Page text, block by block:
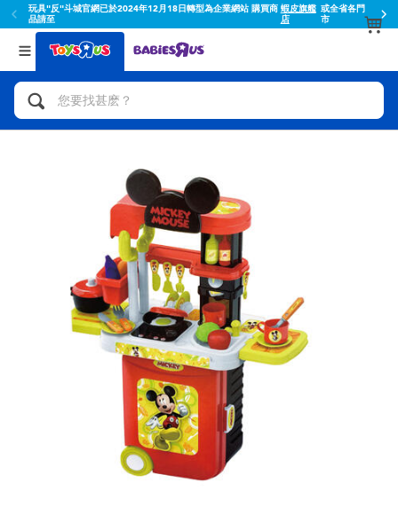
玩具"反"斗城官網已於2024年12月18日轉型為企業網站 購買商
品請至
蝦皮旗艦
店
或全省各門
市
返回
分類目錄
人氣英雄,角色扮演,射擊玩具
拼砌組合及樂高LEGO
玩具車,貨車,火車及遙控系列
手工藝,文具,蠟筆,泥膠,畫板
娃娃, 芭比,收藏公仔
遊戲及拼圖系列
返回
品牌
Toy Story玩具總動員
Fuggler
Miniso名創優品
playpop
LEGO樂高
Barbie芭比